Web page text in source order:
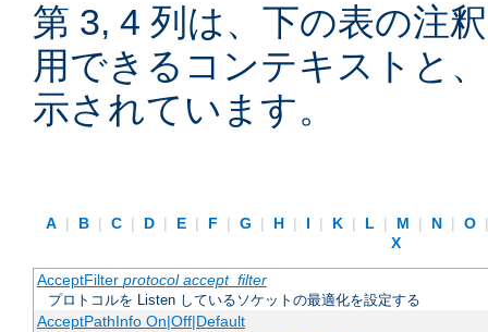
第 3, 4 列は、下の表の注
用できるコンテキストと
示されています。
A | B | C | D | E | F | G | H | I | K | L | M | N | O
X
AcceptFilter protocol accept_filter
プロトコルを Listen しているソケットの最適化を設定する
AcceptPathInfo On|Off|Default